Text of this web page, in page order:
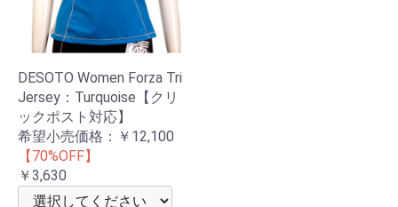
DESOTO Women Forza Tri
Jersey：Turquoise【クリ
ックポスト対応】
希望小売価格： ￥12,100
【70%OFF】
￥3,630